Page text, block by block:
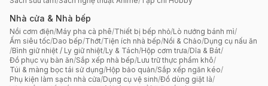
Nhà cửa & Nhà bếp
Nồi cơm điện/Máy pha cà phê/Thiết bị bếp nhỏ/Lò nướng bánh mì/
Ấm siêu tốc/Dao bếp/Thớt/Tiện ích nhà bếp/Nồi & Chảo/Dụng cụ nấu ăn
/Bình giữ nhiệt / Ly giữ nhiệt/Ly & Tách/Hộp cơm trưa/Dĩa & Bát/
Đồ phục vụ bàn ăn/Sắp xếp nhà bếp/Lưu trữ thực phẩm khô/
Túi & màng bọc tái sử dụng/Hộp bảo quản/Sắp xếp ngăn kéo/
Phụ kiện làm sạch nhà cửa/Dụng cụ vệ sinh/Đồ dùng giặt là/